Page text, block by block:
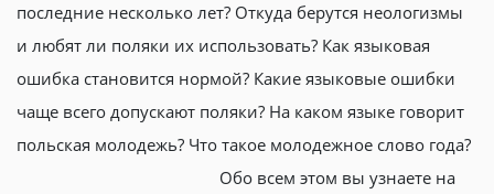
последние несколько лет? Откуда берутся неологизмы
и любят ли поляки их использовать? Как языковая
ошибка становится нормой? Какие языковые ошибки
чаще всего допускают поляки? На каком языке говорит
польская молодежь? Что такое молодежное слово года?
Обо всем этом вы узнаете на